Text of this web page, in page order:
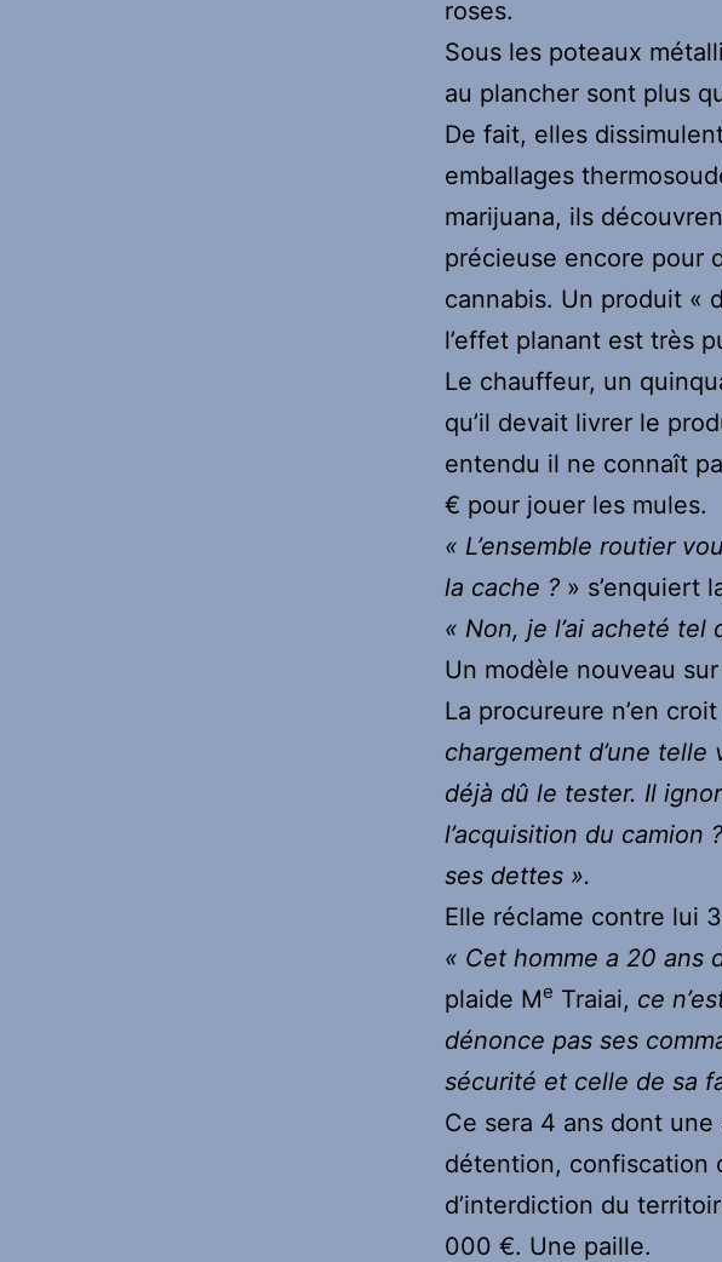
roses.
Sous les poteaux
au plancher sont plus
De fait, elles
emballages
marijuana, ils
précieuse encore pour
cannabis. Un produit «
l’effet planant est très
Le chauffeur, un
qu’il devait livrer le
entendu il ne connaît
€ pour jouer les mules.
« L’ensemble routier
la cache ? » s’enquiert
« Non, je l’ai acheté tel
Un modèle nouveau
La procureure n’en
chargement d’une
déjà dû le tester. Il
l’acquisition du camion
ses dettes ».
Elle réclame contre lui
« Cet homme a 20 ans
plaide Me Traiai, ce
dénonce pas ses
sécurité et celle de sa
Ce sera 4 ans dont
détention, confiscation
d’interdiction du
000 €. Une paille.